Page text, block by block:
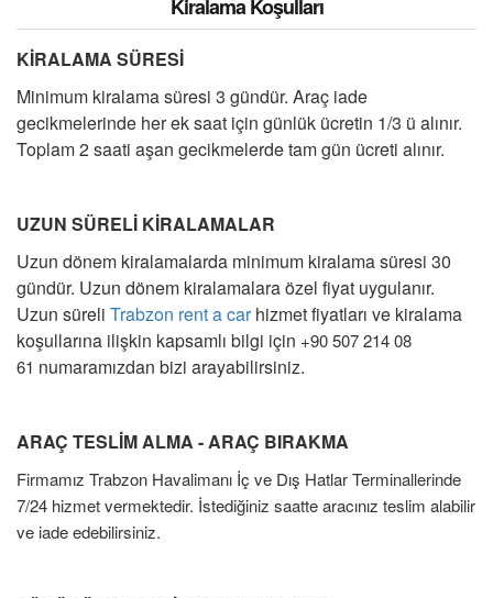
HAKKIMIZDA
TRANSFER
KIRALAMA KOŞULLARI
S.S.S.
İLETİŞİM
Kiralama Koşulları
KİRALAMA SÜRESİ
Minimum kiralama süresi 3 gündür. Araç iade
gecikmelerinde her ek saat için günlük ücretin 1/3 ü alınır.
Toplam 2 saati aşan gecikmelerde tam gün ücreti alınır.
UZUN SÜRELİ KİRALAMALAR
Uzun dönem kiralamalarda minimum kiralama süresi 30
gündür. Uzun dönem kiralamalara özel fiyat uygulanır.
Uzun süreli Trabzon rent a carhizmet fiyatları ve kiralama
koşullarına ilişkin kapsamlı bilgi için +90 507 214 08
61 numaramızdan bizi arayabilirsiniz.
ARAÇ TESLİM ALMA - ARAÇ BIRAKMA
Firmamız Trabzon Havalimanı İç ve Dış Hatlar Terminallerinde
7/24 hizmet vermektedir. İstediğiniz saatte aracınız teslim alabilir
ve iade edebilirsiniz.